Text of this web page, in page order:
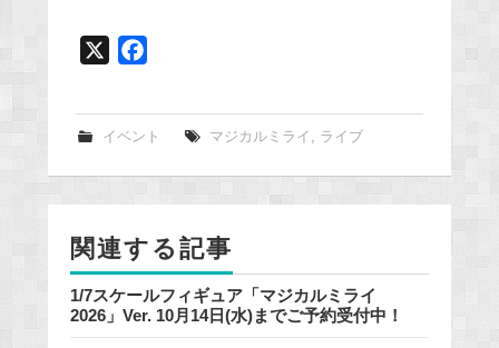
e
o
k
イベント マジカルミライ ライブ
関連する記事
1/7スケールフィギュア「マジカルミライ
2026」Ver. 10月14日(水)までご予約受付中！